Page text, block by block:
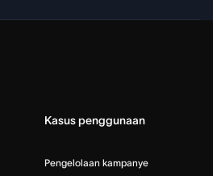
Kasus penggunaan
Pengelolaan kampanye